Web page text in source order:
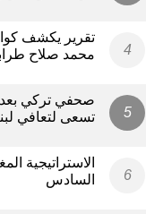
تقرير يكشف
محمد صلاح
صحفي تركي بعد
تسعى لتعافي
الاستراتيجية
السادس